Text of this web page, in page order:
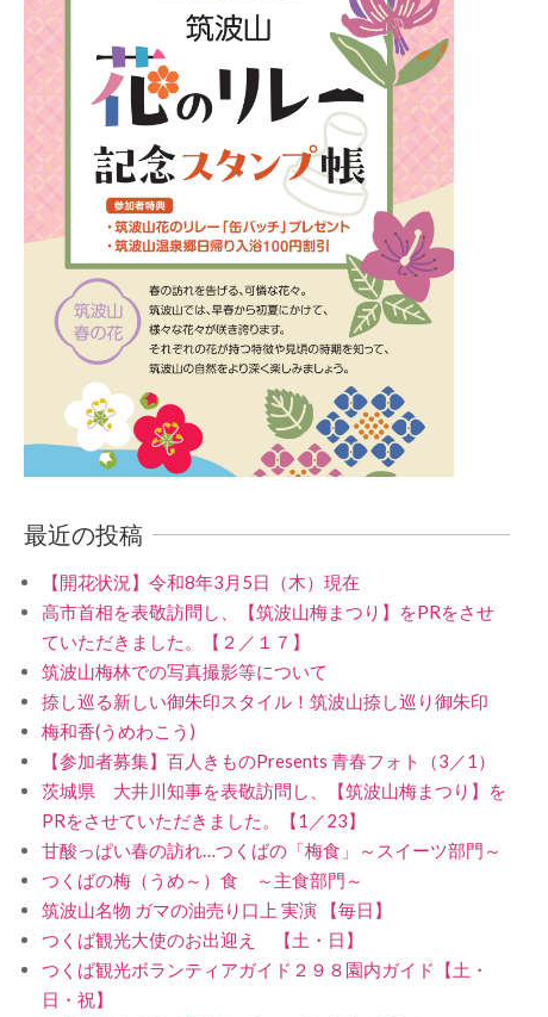
最近の投稿
【開花状況】令和8年3月5日（木）現在
高市首相を表敬訪問し、【筑波山梅まつり】をPRをさせ
ていただきました。【２／１７】
筑波山梅林での写真撮影等について
捺し巡る新しい御朱印スタイル！筑波山捺し巡り御朱印
梅和香(うめわこう)
【参加者募集】百人きものPresents 青春フォト（3／1）
茨城県 大井川知事を表敬訪問し、【筑波山梅まつり】を
PRをさせていただきました。【1／23】
甘酸っぱい春の訪れ…つくばの「梅食」～スイーツ部門～
つくばの梅（うめ～）食 ～主食部門～
筑波山名物 ガマの油売り口上 実演 【毎日】
つくば観光大使のお出迎え 【土・日】
つくば観光ボランティアガイド２９８園内ガイド【土・
日・祝】